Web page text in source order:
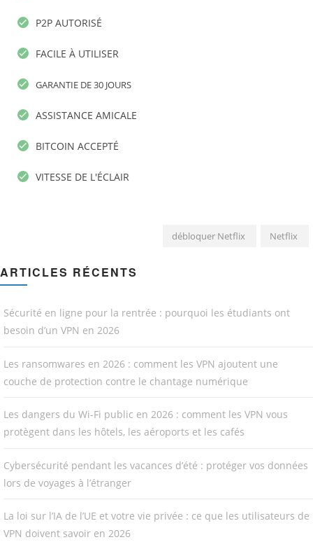
P2P AUTORISÉ
FACILE À UTILISER
GARANTIE DE 30 JOURS
ASSISTANCE AMICALE
BITCOIN ACCEPTÉ
VITESSE DE L'ÉCLAIR
débloquer Netflix Netflix
ARTICLES RÉCENTS
Sécurité en ligne pour la rentrée : pourquoi les étudiants ont
besoin d’un VPN en 2026
Les ransomwares en 2026 : comment les VPN ajoutent une
couche de protection contre le chantage numérique
Les dangers du Wi-Fi public en 2026 : comment les VPN vous
protègent dans les hôtels, les aéroports et les cafés
Cybersécurité pendant les vacances d’été : protéger vos données
lors de voyages à l’étranger
La loi sur l’IA de l’UE et votre vie privée : ce que les utilisateurs de
VPN doivent savoir en 2026